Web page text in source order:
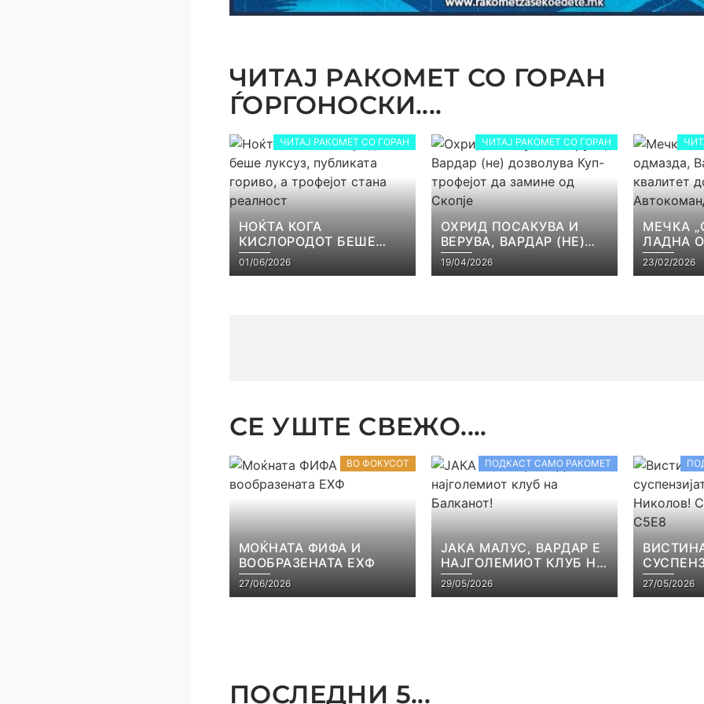
ЧИТАЈ РАКОМЕТ СО ГОРАН
ЃОРГОНОСКИ....
ЧИТАЈ РАКОМЕТ СО ГОРАН
НОЌТА КОГА
КИСЛОРОДОТ БЕШЕ
ЛУКСУЗ, ПУБЛИКАТА
ГОРИВО, А ТРОФЕЈОТ
01/06/2026
ЧИТАЈ РАКОМЕТ СО ГОРАН
ОХРИД ПОСАКУВА И
ВЕРУВА, ВАРДАР (НЕ)
ДОЗВОЛУВА КУП-
ТРОФЕЈОТ ДА ЗАМИНЕ
19/04/2026
МЕЧКА
ЛАДНА
ВАРДАР
23/02/2026
СЕ УШТЕ СВЕЖО....
ВО ФОКУСОТ
МОЌНАТА ФИФА И
ВООБРАЗЕНАТА ЕХФ
27/06/2026
ПОДКАСТ САМО РАКОМЕТ
ЈАКА МАЛУС, ВАРДАР Е
НАЈГОЛЕМИОТ КЛУБ НА
БАЛКАНОТ!
29/05/2026
САМО
27/05/2026
ПОСЛЕДНИ 5...